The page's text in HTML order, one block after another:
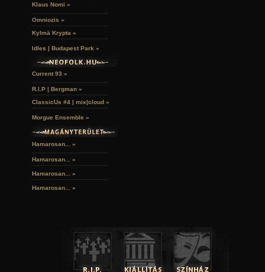
Klaus Nomi »
Omniozis »
Kylmä Krypta »
Idles | Budapest Park »
Current 93 »
R.I.P | Bergman »
ClassicUs #4 | mix|cloud »
Morgue Ensemble »
Hamarosan... »
Hamarosan... »
Hamarosan... »
Hamarosan... »